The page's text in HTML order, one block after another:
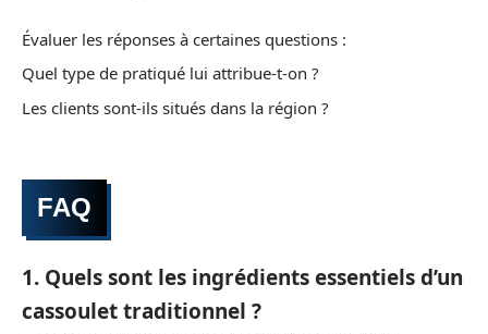
Évaluer les réponses à certaines questions :
Quel type de pratiqué lui attribue-t-on ?
Les clients sont-ils situés dans la région ?
FAQ
1. Quels sont les ingrédients essentiels d’un
cassoulet traditionnel ?